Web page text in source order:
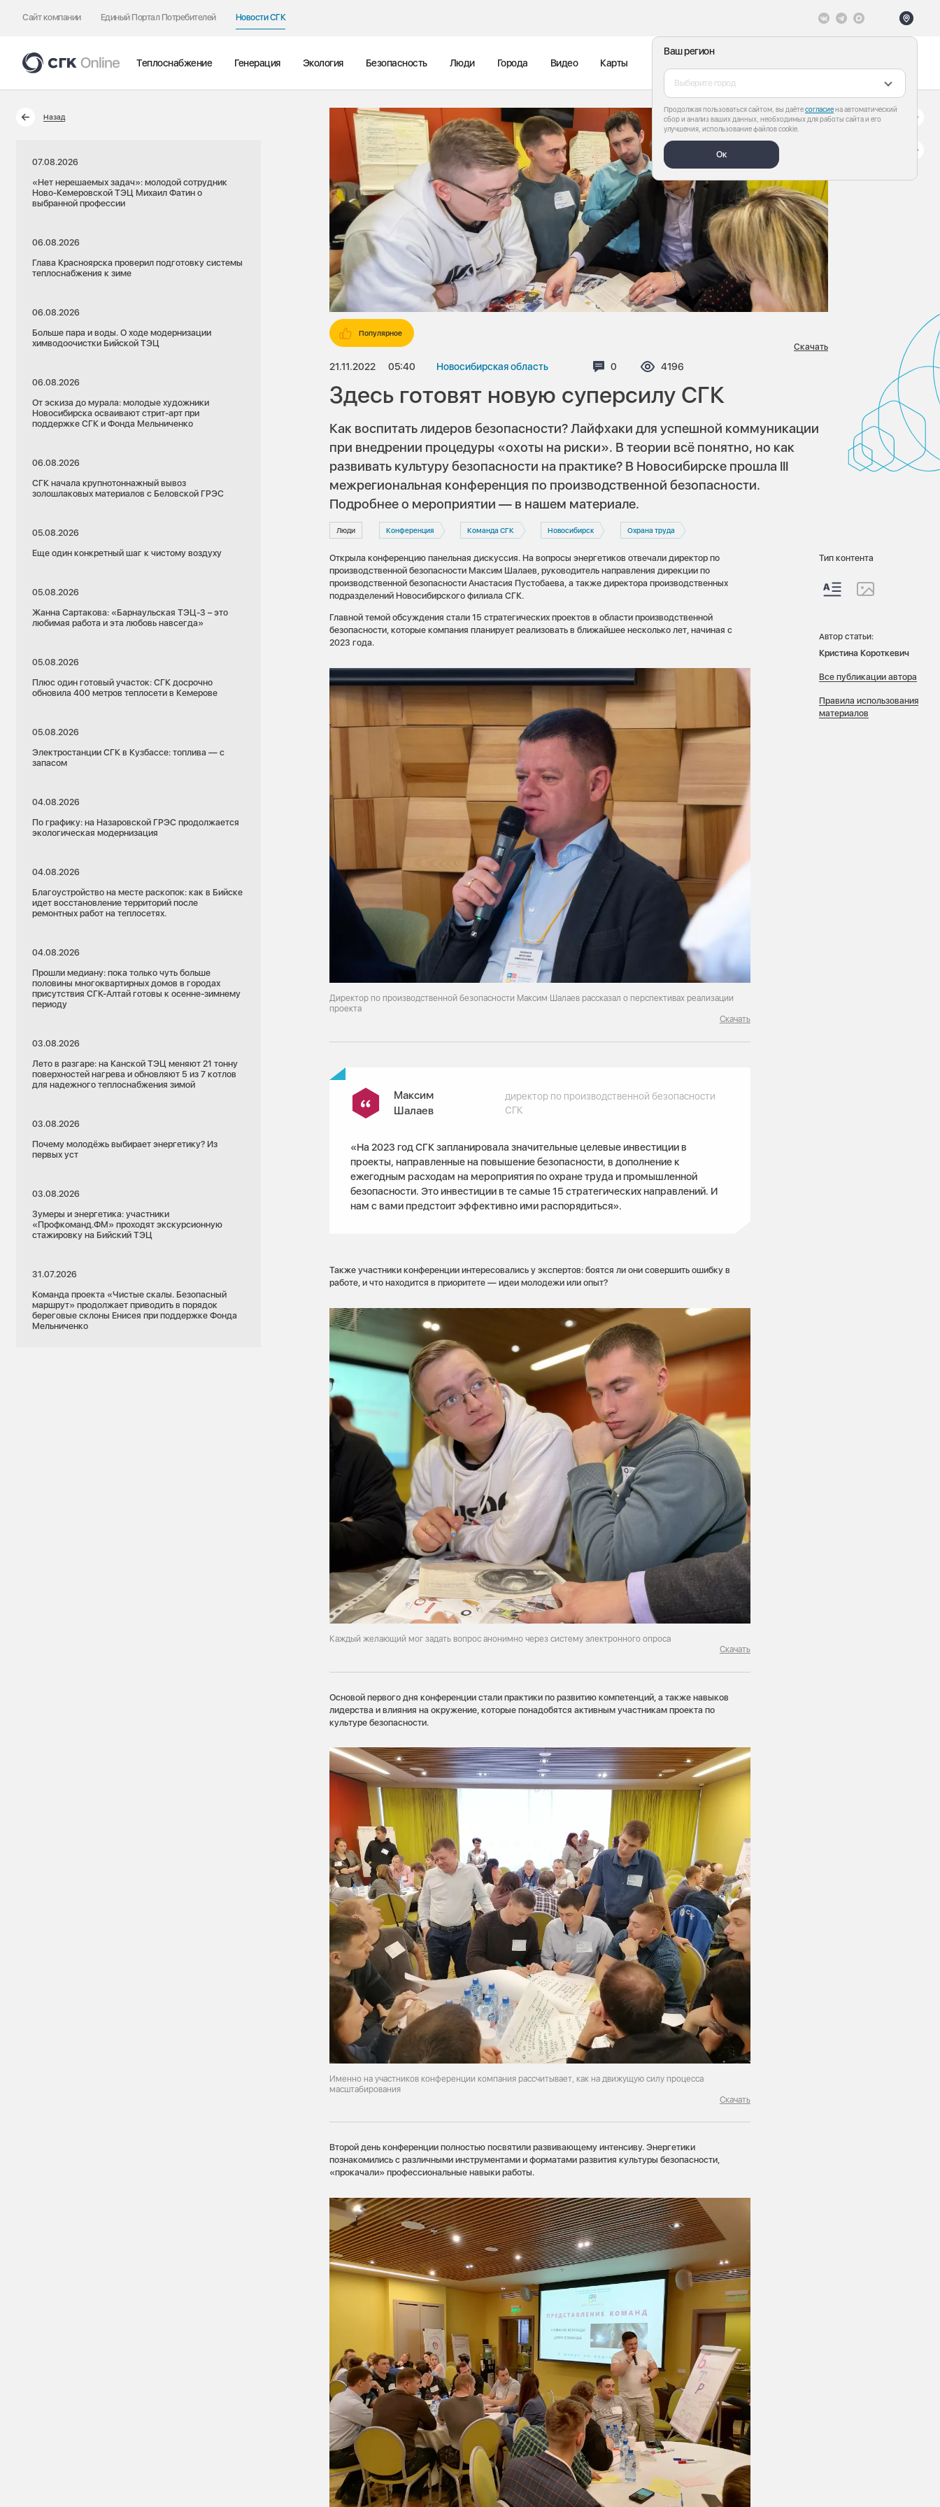
Сайт компании Единый Портал Потребителей Новости СГК
Ваш регион
Выберите город
Продолжая пользоваться сайтом, вы даётесогласиена автоматический
сбор и анализ ваших данных, необходимых для работы сайта и его
улучшения, использование файлов cookie.
Ок
Теплоснабжение Генерация Экология Безопасность Люди Города Видео Карты
Назад
07.08.2026
«Нет нерешаемых задач»: молодой сотрудник
Ново-Кемеровской ТЭЦ Михаил Фатин о
выбранной профессии
06.08.2026
Глава Красноярска проверил подготовку системы
теплоснабжения к зиме
06.08.2026
Больше пара и воды. О ходе модернизации
химводоочистки Бийской ТЭЦ
06.08.2026
От эскиза до мурала: молодые художники
Новосибирска осваивают стрит-арт при
поддержке СГК и Фонда Мельниченко
06.08.2026
СГК начала крупнотоннажный вывоз
золошлаковых материалов с Беловской ГРЭС
05.08.2026
Еще один конкретный шаг к чистому воздуху
05.08.2026
Жанна Сартакова: «Барнаульская ТЭЦ-3 – это
любимая работа и эта любовь навсегда»
05.08.2026
Плюс один готовый участок: СГК досрочно
обновила 400 метров теплосети в Кемерове
05.08.2026
Электростанции СГК в Кузбассе: топлива — с
запасом
04.08.2026
По графику: на Назаровской ГРЭС продолжается
экологическая модернизация
04.08.2026
Благоустройство на месте раскопок: как в Бийске
идет восстановление территорий после
ремонтных работ на теплосетях.
04.08.2026
Прошли медиану: пока только чуть больше
половины многоквартирных домов в городах
присутствия СГК-Алтай готовы к осенне-зимнему
периоду
03.08.2026
Лето в разгаре: на Канской ТЭЦ меняют 21 тонну
поверхностей нагрева и обновляют 5 из 7 котлов
для надежного теплоснабжения зимой
03.08.2026
Почему молодёжь выбирает энергетику? Из
первых уст
03.08.2026
Зумеры и энергетика: участники
«Профкоманд.ФМ» проходят экскурсионную
стажировку на Бийский ТЭЦ
31.07.2026
Команда проекта «Чистые скалы. Безопасный
маршрут» продолжает приводить в порядок
береговые склоны Енисея при поддержке Фонда
Мельниченко
Популярное
21.11.2022 05:40 Новосибирская область Комментариев:
0 Просмотров:
4196
Скачать
Здесь готовят новую суперсилу СГК
Как воспитать лидеров безопасности? Лайфхаки для успешной коммуникации
при внедрении процедуры «охоты на риски». В теории всё понятно, но как
развивать культуру безопасности на практике? В Новосибирске прошла III
межрегиональная конференция по производственной безопасности.
Подробнее о мероприятии — в нашем материале.
Люди Конференция Команда СГК Новосибирск Охрана труда
Открыла конференцию панельная дискуссия. На вопросы энергетиков отвечали директор по
производственной безопасности Максим Шалаев, руководитель направления дирекции по
производственной безопасности Анастасия Пустобаева, а также директора производственных
подразделений Новосибирского филиала СГК.
Главной темой обсуждения стали 15 стратегических проектов в области производственной
безопасности, которые компания планирует реализовать в ближайшее несколько лет, начиная с
2023 года.
Директор по производственной безопасности Максим Шалаев рассказал о перспективах реализации
проекта
Скачать
Максим
Шалаев
директор по производственной безопасности
СГК
«На 2023 год СГК запланировала значительные целевые инвестиции в
проекты, направленные на повышение безопасности, в дополнение к
ежегодным расходам на мероприятия по охране труда и промышленной
безопасности. Это инвестиции в те самые 15 стратегических направлений. И
нам с вами предстоит эффективно ими распорядиться».
Также участники конференции интересовались у экспертов: боятся ли они совершить ошибку в
работе, и что находится в приоритете — идеи молодежи или опыт?
Каждый желающий мог задать вопрос анонимно через систему электронного опроса
Скачать
Основой первого дня конференции стали практики по развитию компетенций, а также навыков
лидерства и влияния на окружение, которые понадобятся активным участникам проекта по
культуре безопасности.
Именно на участников конференции компания рассчитывает, как на движущую силу процесса
масштабирования
Скачать
Второй день конференции полностью посвятили развивающему интенсиву. Энергетики
познакомились с различными инструментами и форматами развития культуры безопасности,
«прокачали» профессиональные навыки работы.
Тип контента
Автор статьи:
Кристина Короткевич
Все публикации автора
Правила использования
материалов